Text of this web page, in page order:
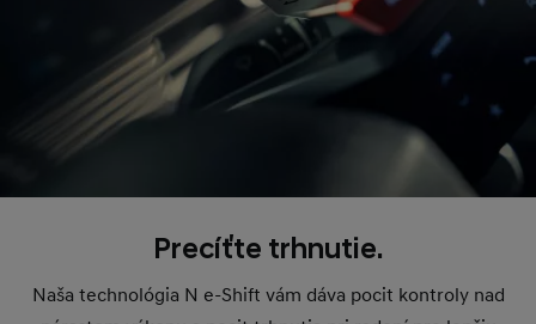
Precíťte trhnutie.
Naša technológia N e-Shift vám dáva pocit kontroly nad